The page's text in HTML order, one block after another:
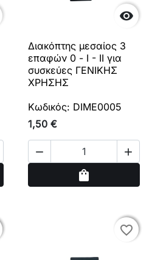

Διακόπτης μεσαίος 3
επαφών 0 - I - II για
συσκεύες ΓΕΝΙΚΗΣ
ΧΡΗΣΗΣ
Κωδικός: DIME0005
1,50 €
 
shopping_bag
favorite_border
favorite_border